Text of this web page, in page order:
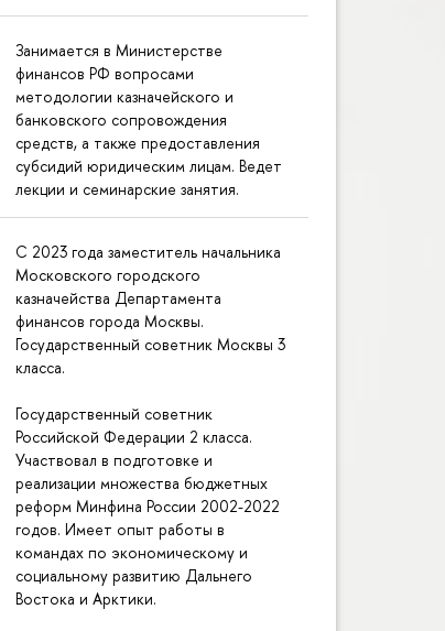
Занимается в Министерстве
финансов РФ вопросами
методологии казначейского и
банковского сопровождения
средств, а также предоставления
субсидий юридическим лицам. Ведет
лекции и семинарские занятия.
С 2023 года заместитель начальника
Московского городского
казначейства Департамента
финансов города Москвы.
Государственный советник Москвы 3
класса.
Государственный советник
Российской Федерации 2 класса.
Участвовал в подготовке и
реализации множества бюджетных
реформ Минфина России 2002-2022
годов. Имеет опыт работы в
командах по экономическому и
социальному развитию Дальнего
Востока и Арктики.